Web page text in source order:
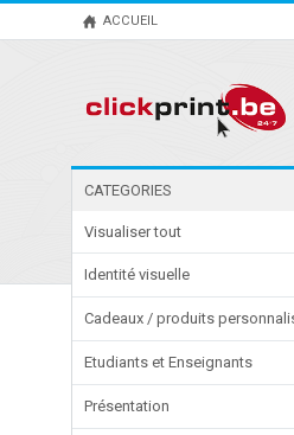
ACCUEIL
CATEGORIES
Visualiser tout
Identité visuelle
Cadeaux / produits
Etudiants et Enseignants
Présentation